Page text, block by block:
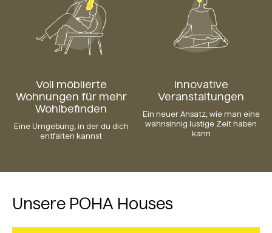
Voll möblierte
Wohnungen für mehr
Wohlbefinden
Eine Umgebung, in der du dich
entfalten kannst
Innovative
Veranstaltungen
Ein neuer Ansatz, wie man eine
wahnsinnig lustige Zeit haben
kann
Unsere POHA Houses